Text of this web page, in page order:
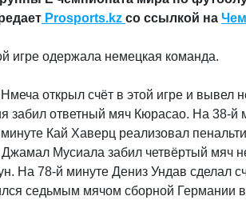
Prosports.kz со ссылкой на
игре одержала немецкая команда.
открыл счёт в этой игре и вывел
забил ответный мяч Кюрасао. На 38-й
Кай Хаверц реализовал
Мусиала забил четвёртый мяч
На 78-й минуте Дениз Ундав сделал
седьмым мячом сборной Германии в